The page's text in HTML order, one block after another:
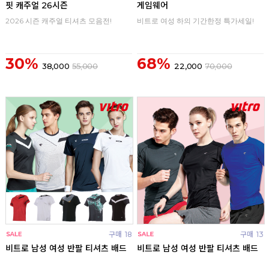
핏 캐주얼 26시즌
2026 시즌 캐주얼 티셔츠 모음전!
30% 38,000 55,000
게임웨어
비트로 여성 하의 기간한정 특가세일!
68% 22,000 70,000
구매 18
비트로 남성 여성 반팔 티셔츠 배드
구매 13
비트로 남성 여성 반팔 티셔츠 배드